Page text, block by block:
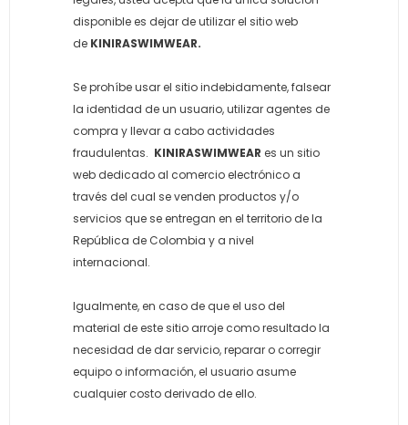
disponible es dejar de utilizar el sitio web
de KINIRASWIMWEAR.
Se prohíbe usar el sitio indebidamente, falsear
la identidad de un usuario, utilizar agentes de
compra y llevar a cabo actividades
fraudulentas. KINIRASWIMWEAR es un sitio
web dedicado al comercio electrónico a
través del cual se venden productos y/o
servicios que se entregan en el territorio de la
República de Colombia y a nivel
internacional.
Igualmente, en caso de que el uso del
material de este sitio arroje como resultado la
necesidad de dar servicio, reparar o corregir
equipo o información, el usuario asume
cualquier costo derivado de ello.